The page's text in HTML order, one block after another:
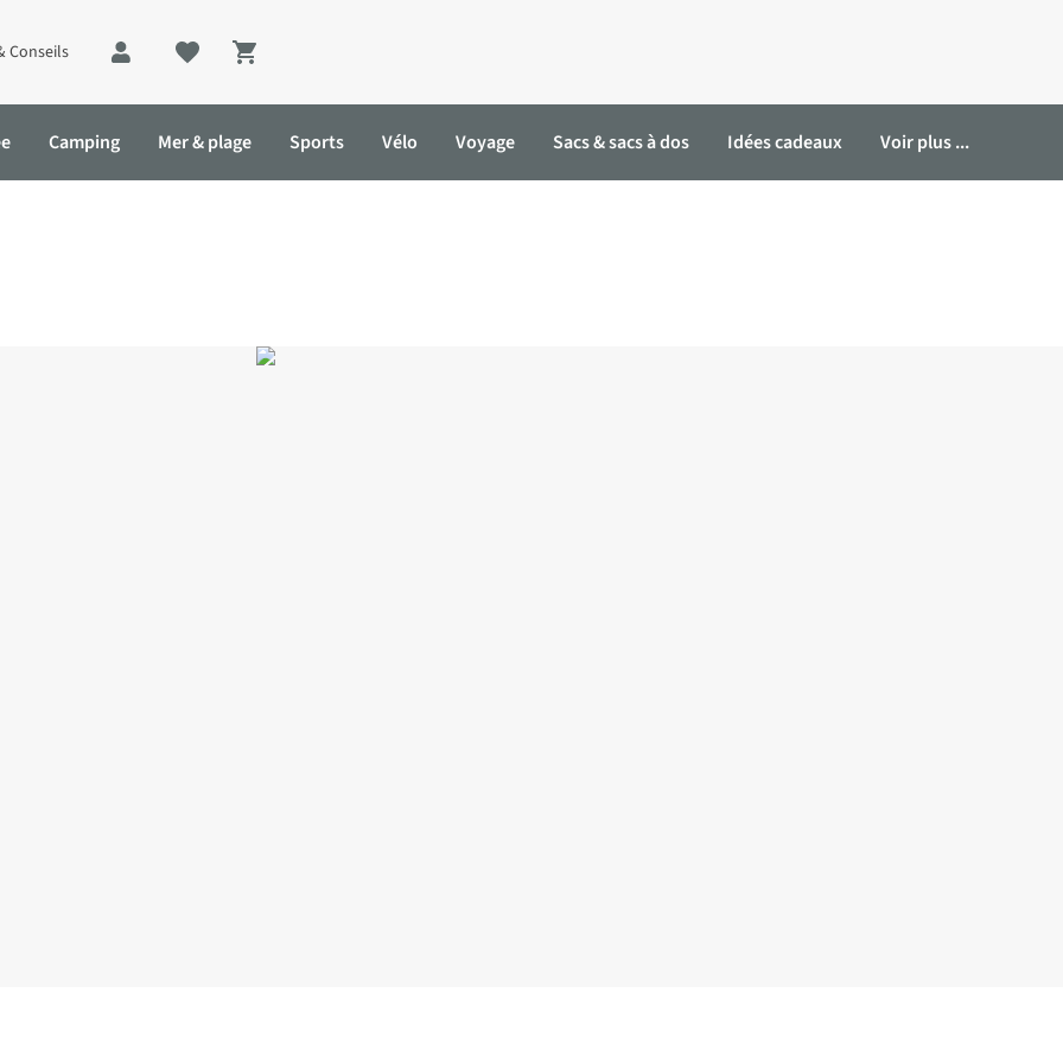
Conseils
Shopping cart
Camping Mer & plage Sports Vélo Voyage Sacs & sacs à dos Idées cadeaux Voir plus ...